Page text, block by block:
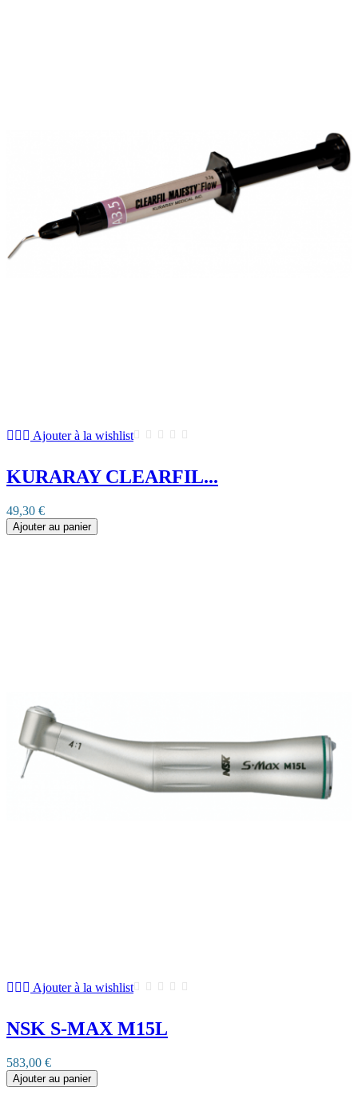
Ajouter à la wishlist
KURARAY CLEARFIL...
49,30 €
Ajouter au panier
Ajouter à la wishlist
NSK S-MAX M15L
583,00 €
Ajouter au panier